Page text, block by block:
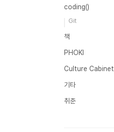
coding()
Git
책
PHOKI
Culture Cabinet
기타
취준